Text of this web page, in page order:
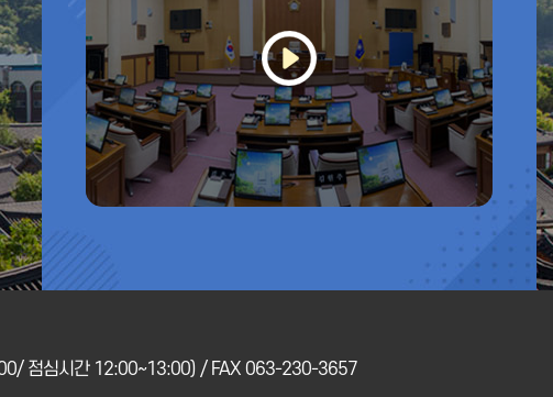
[2026-07-20]
도시건설위원회 현장활동
[2026-
점심시간 12:00~13:00) / FAX 063-230-3657